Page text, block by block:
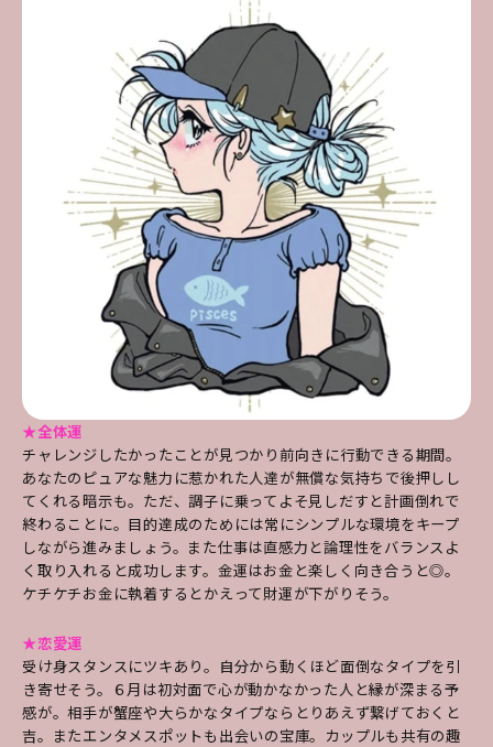
★全体運
チャレンジしたかったことが見つかり前向きに行動できる期間。
あなたのピュアな魅力に惹かれた人達が無償な気持ちで後押しし
てくれる暗示も。ただ、調子に乗ってよそ見しだすと計画倒れで
終わることに。目的達成のためには常にシンプルな環境をキープ
しながら進みましょう。また仕事は直感力と論理性をバランスよ
く取り入れると成功します。金運はお金と楽しく向き合うと◎。
ケチケチお金に執着するとかえって財運が下がりそう。
★恋愛運
受け身スタンスにツキあり。自分から動くほど面倒なタイプを引
き寄せそう。６月は初対面で心が動かなかった人と縁が深まる予
感が。相手が蟹座や大らかなタイプならとりあえず繋げておくと
吉。またエンタメスポットも出会いの宝庫。カップルも共有の趣